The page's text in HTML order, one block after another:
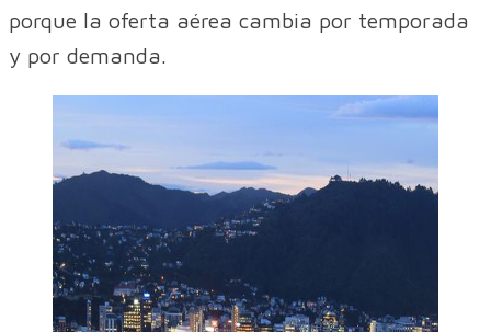
porque la oferta aérea cambia por temporada
y por demanda.